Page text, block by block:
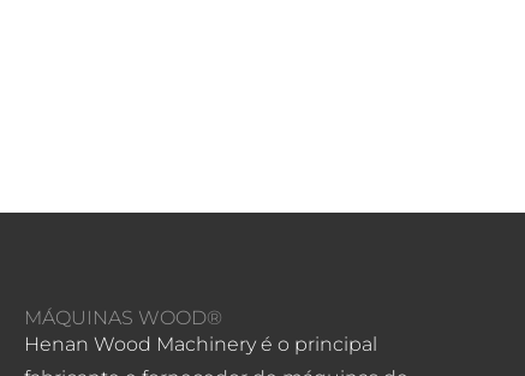
MÁQUINAS WOOD®
Henan Wood Machinery é o principal